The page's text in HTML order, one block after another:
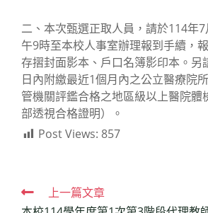
二、本次甄選正取人員，請於114年
午9時至本校人事室辦理報到手續，
存摺封面影本、戶口名簿影印本。另
日內附繳最近1個月內之公立醫療院
管機關評鑑合格之地區級以上醫院體
部透視合格證明）。
Post Views: 857
Read上一篇文章